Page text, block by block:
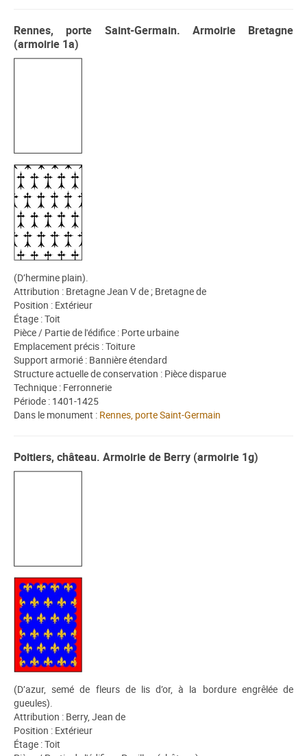
Rennes, porte Saint-Germain. Armoirie Bretagne
(armoirie 1a)
(D’hermine plain).
Attribution : Bretagne Jean V de ; Bretagne de
Position : Extérieur
Étage : Toit
Pièce / Partie de l'édifice : Porte urbaine
Emplacement précis : Toiture
Support armorié : Bannière étendard
Structure actuelle de conservation : Pièce disparue
Technique : Ferronnerie
Période : 1401-1425
Dans le monument : Rennes, porte Saint-Germain
Poitiers, château. Armoirie de Berry (armoirie 1g)
(D’azur, semé de fleurs de lis d’or, à la bordure engrêlée de
gueules).
Attribution : Berry, Jean de
Position : Extérieur
Étage : Toit